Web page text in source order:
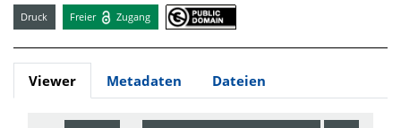
Druck Freier Zugang
Viewer Metadaten Dateien